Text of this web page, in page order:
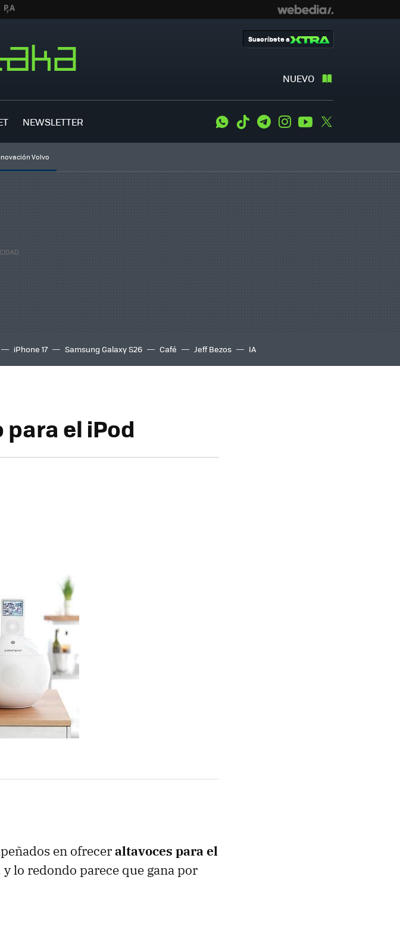
NUEVO
Suscríbete a
NEWSLETTER WhatsApp
Tiktok TelegramInstagramYoutube
Volvo
iPhone 17 Samsung Galaxy S26 Café Jeff Bezos IA
el iPod
en ofreceraltavoces para el
lo redondo parece que gana por